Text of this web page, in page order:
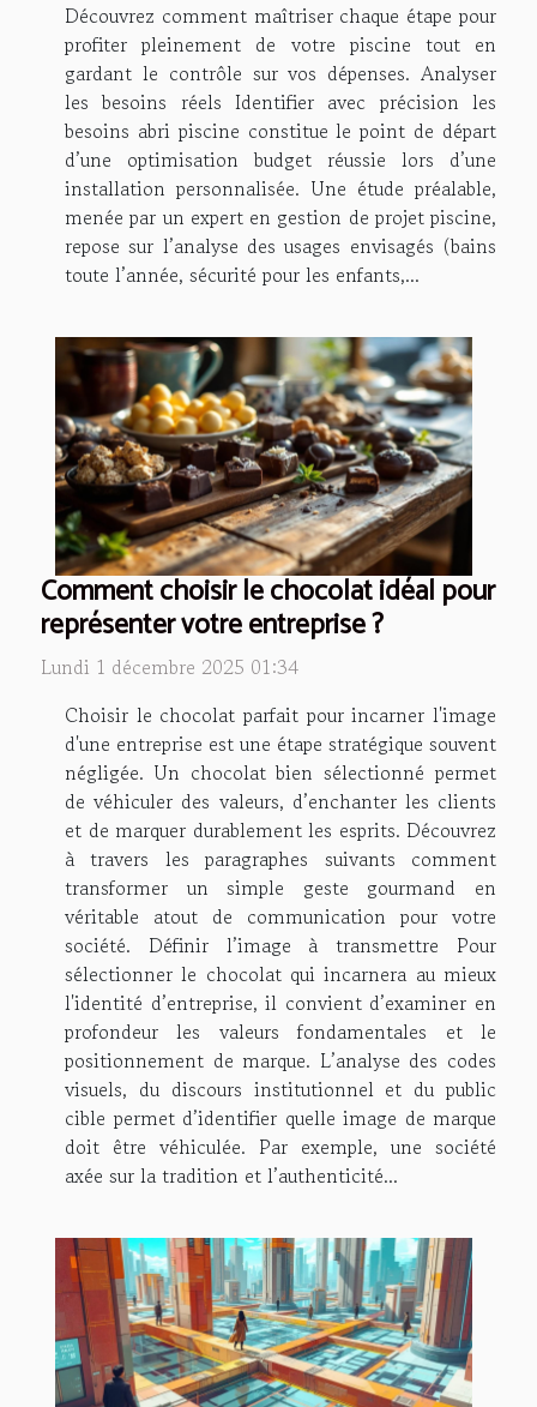
Découvrez comment maîtriser chaque étape pour
profiter pleinement de votre piscine tout en
gardant le contrôle sur vos dépenses. Analyser
les besoins réels Identifier avec précision les
besoins abri piscine constitue le point de départ
d’une optimisation budget réussie lors d’une
installation personnalisée. Une étude préalable,
menée par un expert en gestion de projet piscine,
repose sur l’analyse des usages envisagés (bains
toute l’année, sécurité pour les enfants,...
Comment choisir le chocolat idéal pour
représenter votre entreprise ?
Lundi 1 décembre 2025 01:34
Choisir le chocolat parfait pour incarner l'image
d'une entreprise est une étape stratégique souvent
négligée. Un chocolat bien sélectionné permet
de véhiculer des valeurs, d’enchanter les clients
et de marquer durablement les esprits. Découvrez
à travers les paragraphes suivants comment
transformer un simple geste gourmand en
véritable atout de communication pour votre
société. Définir l’image à transmettre Pour
sélectionner le chocolat qui incarnera au mieux
l'identité d’entreprise, il convient d’examiner en
profondeur les valeurs fondamentales et le
positionnement de marque. L’analyse des codes
visuels, du discours institutionnel et du public
cible permet d’identifier quelle image de marque
doit être véhiculée. Par exemple, une société
axée sur la tradition et l’authenticité...